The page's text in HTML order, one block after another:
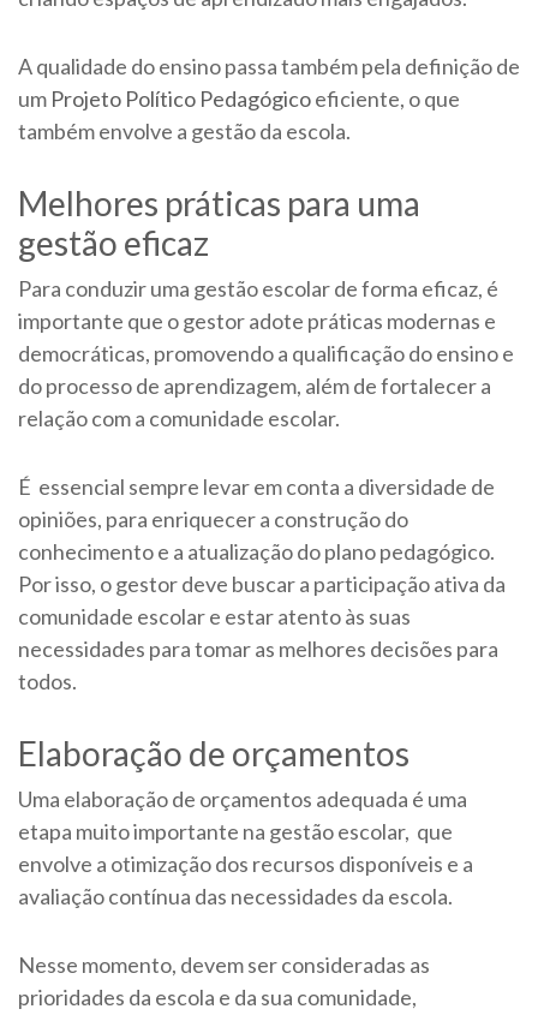
A qualidade do ensino passa também pela definição de
um Projeto Político Pedagógicoeficiente, o que
também envolve a gestão da escola.
Melhores práticas para uma
gestão eficaz
Para conduzir uma gestão escolar de forma eficaz, é
importante que o gestor adote práticas modernas e
democráticas, promovendo a qualificação do ensino e
do processo de aprendizagem, além de fortalecer a
relação com a comunidade escolar.
É essencial sempre levar em conta a diversidade de
opiniões, para enriquecer a construção do
conhecimento e a atualização do plano pedagógico.
Por isso, o gestor deve buscar a participação ativa da
comunidade escolar e estar atento às suas
necessidades para tomar as melhores decisões para
todos.
Elaboração de orçamentos
Uma elaboração de orçamentos adequada é uma
etapa muito importante na gestão escolar, que
envolve a otimização dos recursos disponíveis e a
avaliação contínua das necessidades da escola.
Nesse momento, devem ser consideradas as
prioridades da escola e da sua comunidade,